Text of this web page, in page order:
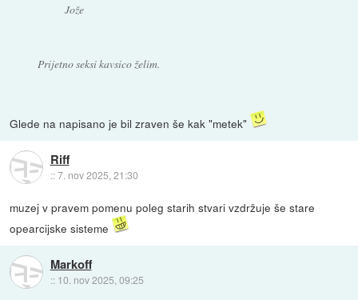
Jože
Prijetno seksi kavsico želim.
Glede na napisano je bil zraven še kak "metek"
Riff
::7. nov 2025, 21:30
muzej v pravem pomenu poleg starih stvari vzdržuje še stare
opearcijske sisteme
Markoff
:: 10. nov 2025, 09:25